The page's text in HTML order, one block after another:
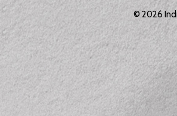
© 2026